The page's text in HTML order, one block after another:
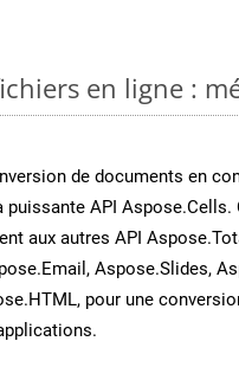
en ligne :
de documents en
puissante API
aux autres API
Aspose.Slides,
pour une